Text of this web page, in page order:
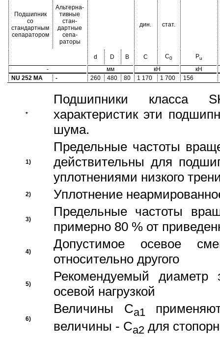
Подшипник
со
стандартным
сепаратором
Альтерна-
тивные
стан-
дартные
сепа-
раторы
дин. стат.
d D B C C0 Pu
- мм кН
кН
NU 252 MA
- 260 480 80 1 170 1 700 156
*
Подшипники класса
характеристик эти
шума.
1)
Предельные частоты
действительны для
уплотнениями низкого
2) Уплотнение
3)
Предельные частоты
примерно 80 % от
4)
Допустимое осевое
относительно другого
5)
Рекомендуемый диаметр
осевой нагрузкой
6)
Величины Ca1
величины - Ca2 для